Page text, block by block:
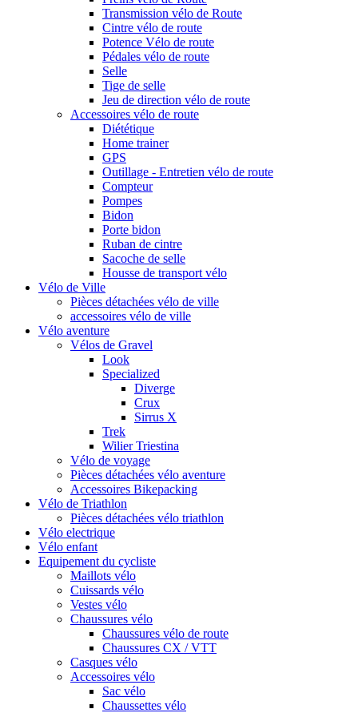
Transmission vélo de Route
Cintre vélo de route
Potence Vélo de route
Pédales vélo de route
Selle
Tige de selle
Jeu de direction vélo de route
Accessoires vélo de route
Diététique
Home trainer
GPS
Outillage - Entretien vélo de route
Compteur
Pompes
Bidon
Porte bidon
Ruban de cintre
Sacoche de selle
Housse de transport vélo
Vélo de Ville
Pièces détachées vélo de ville
accessoires vélo de ville
Vélo aventure
Vélos de Gravel
Look
Specialized
Diverge
Crux
Sirrus X
Trek
Wilier Triestina
Vélo de voyage
Pièces détachées vélo aventure
Accessoires Bikepacking
Vélo de Triathlon
Pièces détachées vélo triathlon
Vélo electrique
Vélo enfant
Equipement du cycliste
Maillots vélo
Cuissards vélo
Vestes vélo
Chaussures vélo
Chaussures vélo de route
Chaussures CX / VTT
Casques vélo
Accessoires vélo
Sac vélo
Chaussettes vélo